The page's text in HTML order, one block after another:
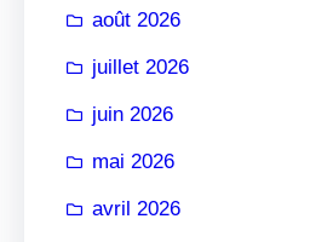
h
e
août 2026
juillet 2026
juin 2026
mai 2026
avril 2026